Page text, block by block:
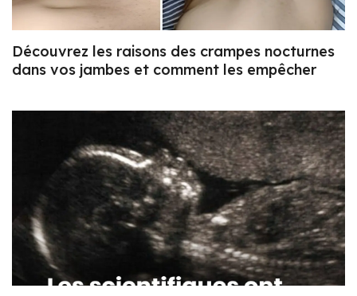
Découvrez les raisons des crampes nocturnes
dans vos jambes et comment les empêcher